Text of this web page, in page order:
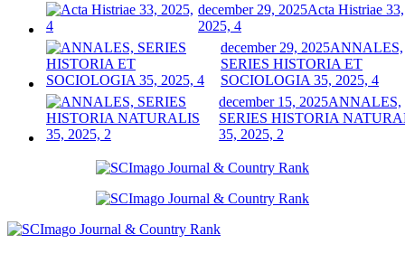
december 29, 2025Acta Histriae 33,
2025, 4
december 29, 2025ANNALES,
SERIES HISTORIA ET
SOCIOLOGIA 35, 2025, 4
december 15, 2025ANNALES,
SERIES HISTORIA
35, 2025, 2